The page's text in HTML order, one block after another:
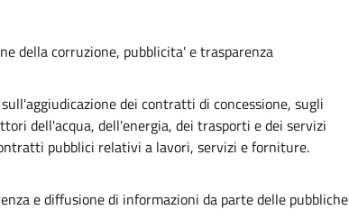
della corruzione, pubblicita' e trasparenza
dei contratti di concessione, sugli
dell'acqua, dell'energia, dei trasporti e dei servizi
pubblici relativi a lavori, servizi e forniture.
e diffusione di informazioni da parte delle pubbliche